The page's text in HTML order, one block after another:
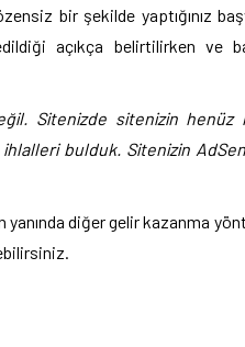
bir şekilde yaptığınız
açıkça belirtilirken ve
Sitenizde sitenizin henüz
ihlalleri bulduk. Sitenizin
yanında diğer gelir kazanma